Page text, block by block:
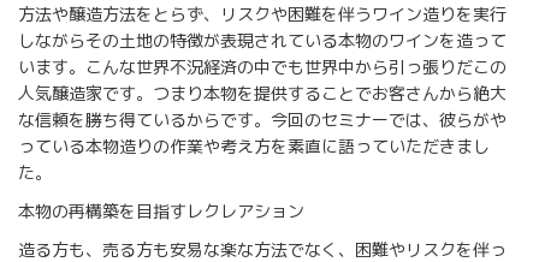
方法や醸造方法をとらず、リスクや困難を伴うワイン造りを実行
しながらその土地の特徴が表現されている本物のワインを造って
います。こんな世界不況経済の中でも世界中から引っ張りだこの
人気醸造家です。つまり本物を提供することでお客さんから絶大
な信頼を勝ち得ているからです。今回のセミナーでは、彼らがや
っている本物造りの作業や考え方を素直に語っていただきまし
た。
本物の再構築を目指すレクレアション
造る方も、売る方も安易な楽な方法でなく、困難やリスクを伴っ